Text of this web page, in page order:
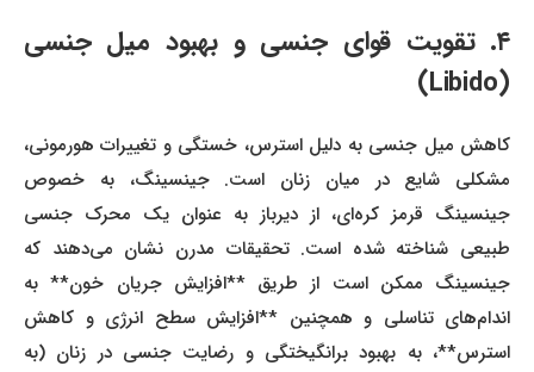
۴. تقویت قوای جنسی و بهبود میل جنسی
کاهش میل جنسی به دلیل استرس، خستگی و تغییرات هورمونی،
مشکلی شایع در میان زنان است. جینسینگ، به خصوص
جینسینگ قرمز کره‌ای، از دیرباز به عنوان یک محرک جنسی
طبیعی شناخته شده است. تحقیقات مدرن نشان می‌دهند که
جینسینگ ممکن است از طریق **افزایش جریان خون** به
اندام‌های تناسلی و همچنین **افزایش سطح انرژی و کاهش
استرس**، به بهبود برانگیختگی و رضایت جنسی در زنان (به